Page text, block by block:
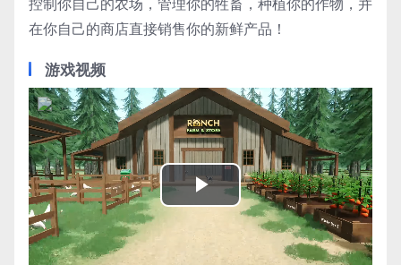
在你自己的商店直接销售你的新鲜产品！
游戏视频
Play